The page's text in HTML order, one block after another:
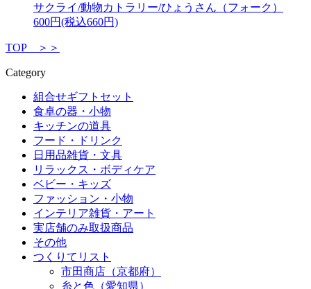
サクライ/動物カトラリー/ひょうさん（フォーク）
600円(税込660円)
TOP ＞＞
Category
組合せギフトセット
食卓の器・小物
キッチンの道具
フード・ドリンク
日用品雑貨・文具
リラックス・ボディケア
ベビー・キッズ
ファッション・小物
インテリア雑貨・アート
実店舗のみ取扱商品
その他
つくりてリスト
市田商店（京都府）
糸と色（愛知県）